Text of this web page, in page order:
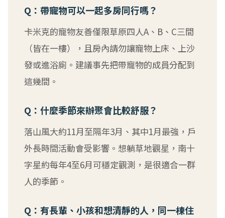
Q：帶寵物可以一起多房同行嗎？
卡米克的寵物友善僅限草原四人A、B、C三間
（皆在一樓），且房內請勿讓寵物上床、上沙
發或進浴廁。建議事先把帶寵物的成員分配到
這幾間。
Q：什麼季節來辦聚會比較舒服？
落山風大約11月至隔年3月、其中1月最強，戶
外長時間活動會受影響。想躺草地觀星，南十
字星約每年4至6月可穩定觀測，是很適合一群
人的季節。
Q：有長輩、小孩和想清靜的人，同一棟住